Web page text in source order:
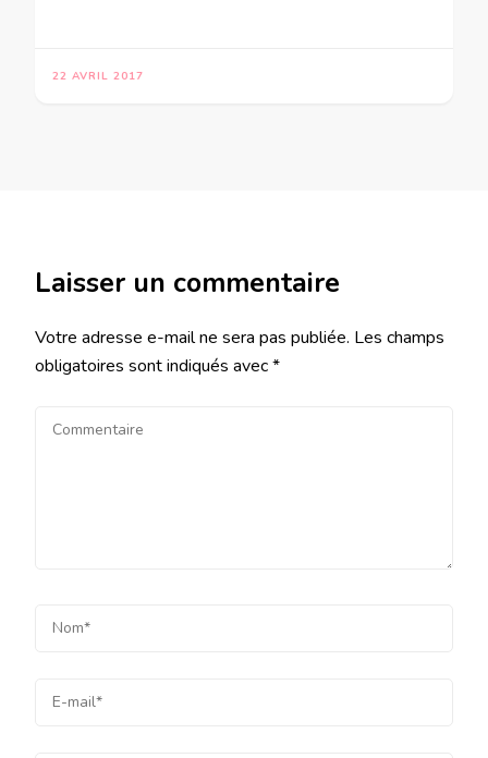
22 AVRIL 2017
Laisser un commentaire
Votre adresse e-mail ne sera pas publiée. Les champs
obligatoires sont indiqués avec*